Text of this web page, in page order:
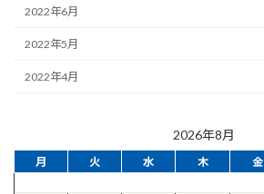
2022年6月
2022年5月
2022年4月
2026年8月
月 火 水 木 金